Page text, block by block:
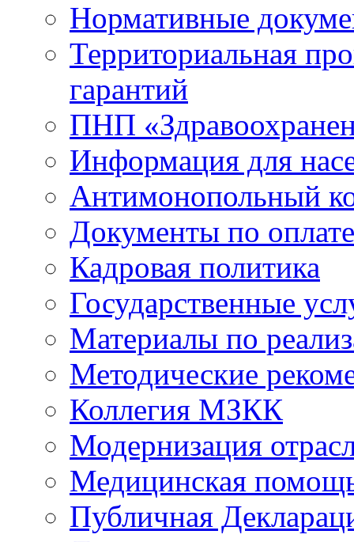
Нормативные
Территориальная
гарантий
ПНП
Информация для
Антимонопольный
Документы по
Кадровая политика
Государственные
Материалы по
Методические
Коллегия МЗКК
Модернизация
Медицинская
Публичная